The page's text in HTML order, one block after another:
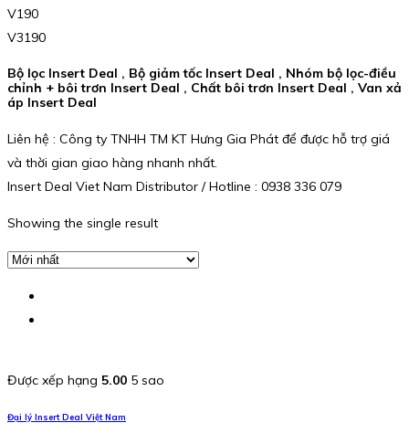
V190
V3190
Bộ lọc Insert Deal , Bộ giảm tốc Insert Deal , Nhóm bộ lọc-điều
chỉnh + bôi trơn Insert Deal , Chất bôi trơn Insert Deal , Van xả
áp Insert Deal
Liên hệ : Công ty TNHH TM KT Hưng Gia Phát để được hỗ trợ giá
và thời gian giao hàng nhanh nhất.
Insert Deal Viet Nam Distributor / Hotline : 0938 336 079
Showing the single result
Được xếp hạng 5.00 5 sao
Đại lý Insert Deal Việt Nam